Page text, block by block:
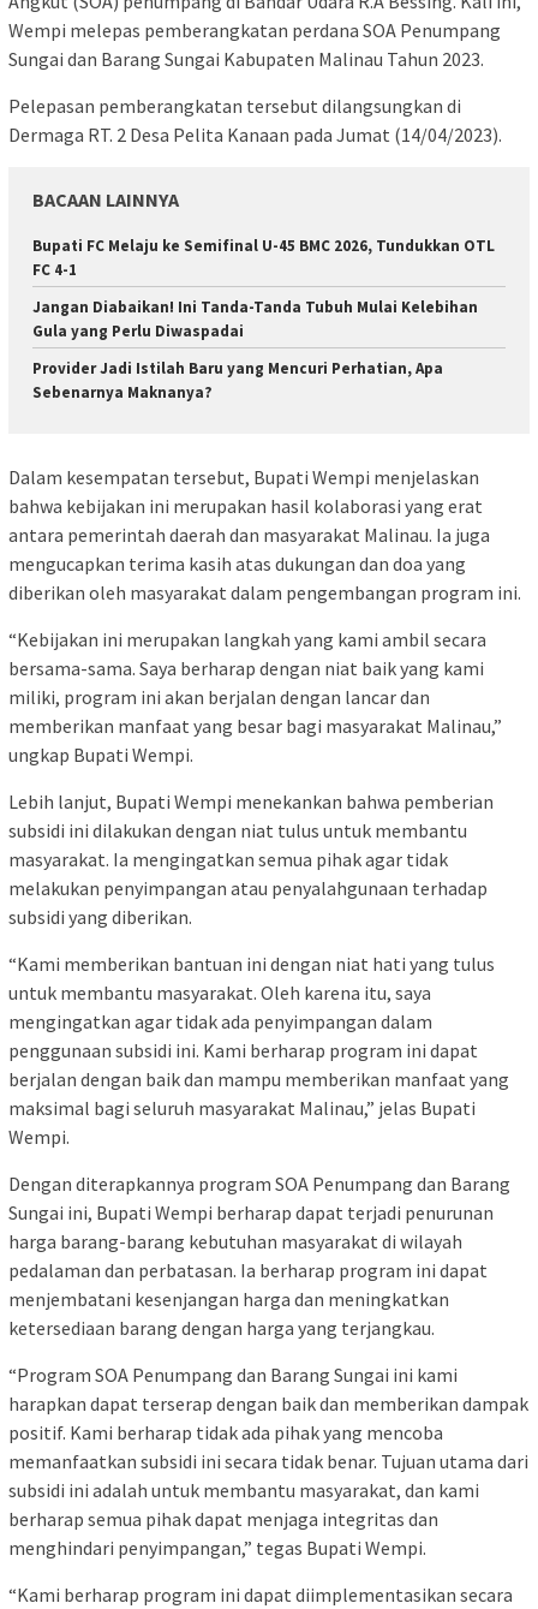
Wempi melepas pemberangkatan perdana SOA Penumpang
Sungai dan Barang Sungai Kabupaten Malinau Tahun 2023.
Pelepasan pemberangkatan tersebut dilangsungkan di
Dermaga RT. 2 Desa Pelita Kanaan pada Jumat (14/04/2023).
BACAAN LAINNYA
Bupati FC Melaju ke Semifinal U-45 BMC 2026, Tundukkan OTL
FC 4-1
Jangan Diabaikan! Ini Tanda-Tanda Tubuh Mulai Kelebihan
Gula yang Perlu Diwaspadai
Provider Jadi Istilah Baru yang Mencuri Perhatian, Apa
Sebenarnya Maknanya?
Dalam kesempatan tersebut, Bupati Wempi menjelaskan
bahwa kebijakan ini merupakan hasil kolaborasi yang erat
antara pemerintah daerah dan masyarakat Malinau. Ia juga
mengucapkan terima kasih atas dukungan dan doa yang
diberikan oleh masyarakat dalam pengembangan program ini.
“Kebijakan ini merupakan langkah yang kami ambil secara
bersama-sama. Saya berharap dengan niat baik yang kami
miliki, program ini akan berjalan dengan lancar dan
memberikan manfaat yang besar bagi masyarakat Malinau,”
ungkap Bupati Wempi.
Lebih lanjut, Bupati Wempi menekankan bahwa pemberian
subsidi ini dilakukan dengan niat tulus untuk membantu
masyarakat. Ia mengingatkan semua pihak agar tidak
melakukan penyimpangan atau penyalahgunaan terhadap
subsidi yang diberikan.
“Kami memberikan bantuan ini dengan niat hati yang tulus
untuk membantu masyarakat. Oleh karena itu, saya
mengingatkan agar tidak ada penyimpangan dalam
penggunaan subsidi ini. Kami berharap program ini dapat
berjalan dengan baik dan mampu memberikan manfaat yang
maksimal bagi seluruh masyarakat Malinau,” jelas Bupati
Wempi.
Dengan diterapkannya program SOA Penumpang dan Barang
Sungai ini, Bupati Wempi berharap dapat terjadi penurunan
harga barang-barang kebutuhan masyarakat di wilayah
pedalaman dan perbatasan. Ia berharap program ini dapat
menjembatani kesenjangan harga dan meningkatkan
ketersediaan barang dengan harga yang terjangkau.
“Program SOA Penumpang dan Barang Sungai ini kami
harapkan dapat terserap dengan baik dan memberikan dampak
positif. Kami berharap tidak ada pihak yang mencoba
memanfaatkan subsidi ini secara tidak benar. Tujuan utama dari
subsidi ini adalah untuk membantu masyarakat, dan kami
berharap semua pihak dapat menjaga integritas dan
menghindari penyimpangan,” tegas Bupati Wempi.
“Kami berharap program ini dapat diimplementasikan secara